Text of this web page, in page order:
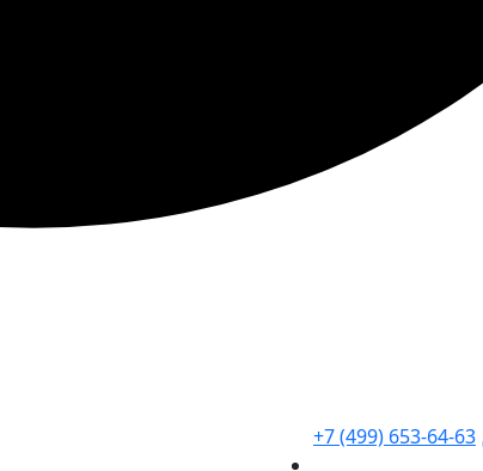
+7 (499) 653-64-63